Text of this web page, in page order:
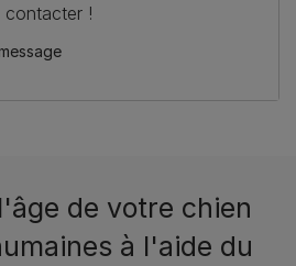
contacter !
de votre chien
à l'aide du